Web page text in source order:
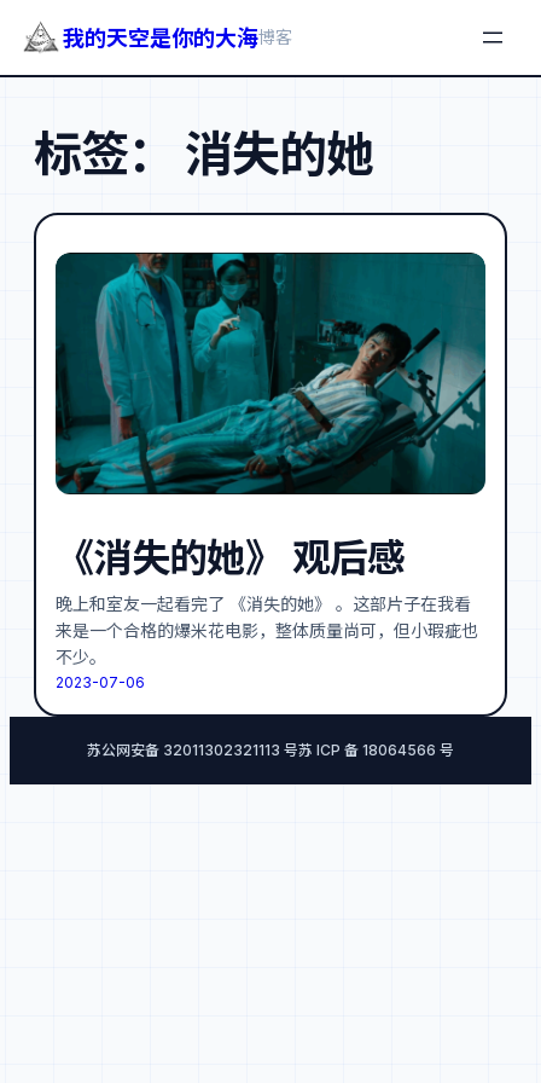
我的天空是你的大海博客
标签： 消失的她
《消失的她》 观后感
晚上和室友一起看完了 《消失的她》 。这部片子在我看
来是一个合格的爆米花电影，整体质量尚可，但小瑕疵也
不少。
2023-07-06
苏公网安备 32011302321113 号苏 ICP 备 18064566 号